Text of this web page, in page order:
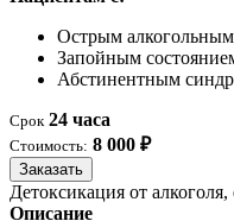
Острым
Запойным
Абстинентным
Срок 24 часа
Стоимость: 8 000 ₽
Заказать
Детоксикация от
Описание